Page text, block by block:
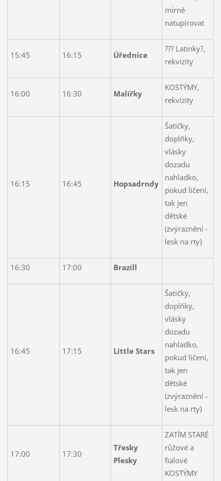
mírně
natupírovat
15:45 16:15 Úřednice
??? Latinky?,
rekvizity
16:00 16:30 Malířky
KOSTÝMY,
rekvizity
16:15 16:45 Hopsadrndy
Šatičky,
doplňky,
vlásky
dozadu
nahladko,
pokud líčení,
tak jen
dětské
(zvýraznění -
lesk na rty)
16:30 17:00 Brazill
16:45 17:15 Little Stars
Šatičky,
doplňky,
vlásky
dozadu
nahladko,
pokud líčení,
tak jen
dětské
(zvýraznění -
lesk na rty)
17:00 17:30
Třesky
Plesky
ZATÍM STARÉ
růžové a
fialové
KOSTÝMY